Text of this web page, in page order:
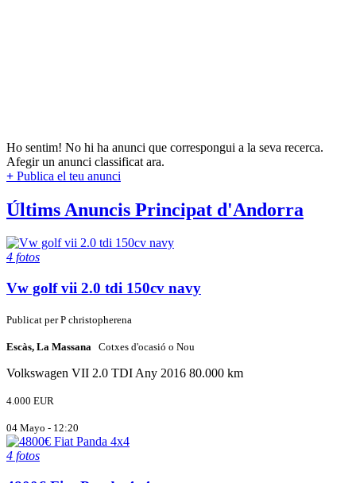
Ho sentim! No hi ha anunci que correspongui a la seva recerca.
Afegir un anunci classificat ara.
+ Publica el teu anunci
Últims Anuncis Principat d'Andorra
4 fotos
Vw golf vii 2.0 tdi 150cv navy
Publicat perP christopherena
Escàs, La Massana Cotxes d'ocasió o Nou
Volkswagen VII 2.0 TDI Any 2016 80.000 km
4.000 EUR
04 Mayo - 12:20
4 fotos